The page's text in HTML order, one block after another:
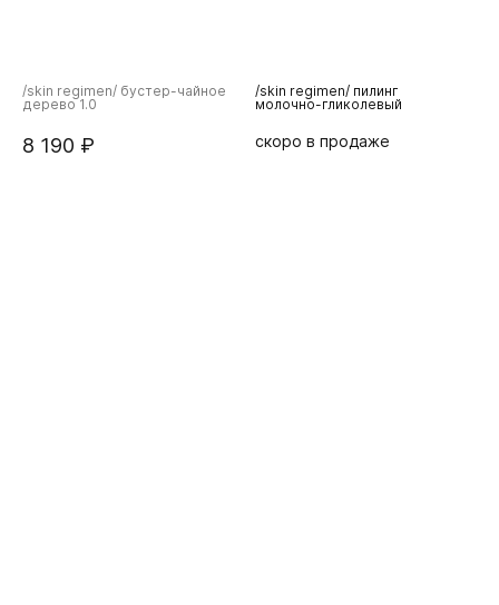
/skin regimen/ бустер-чайное
дерево 1.0
8 190 ₽
/skin regimen/ пилинг
молочно-гликолевый
скоро в продаже